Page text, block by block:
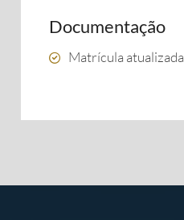
Documentação
Matrícula atualizada